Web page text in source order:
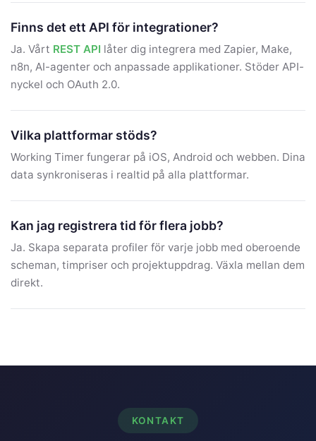
Finns det ett API för integrationer?
Ja. Vårt REST API låter dig integrera med Zapier, Make,
n8n, AI-agenter och anpassade applikationer. Stöder API-
nyckel och OAuth 2.0.
Vilka plattformar stöds?
Working Timer fungerar på iOS, Android och webben. Dina
data synkroniseras i realtid på alla plattformar.
Kan jag registrera tid för flera jobb?
Ja. Skapa separata profiler för varje jobb med oberoende
scheman, timpriser och projektuppdrag. Växla mellan dem
direkt.
KONTAKT